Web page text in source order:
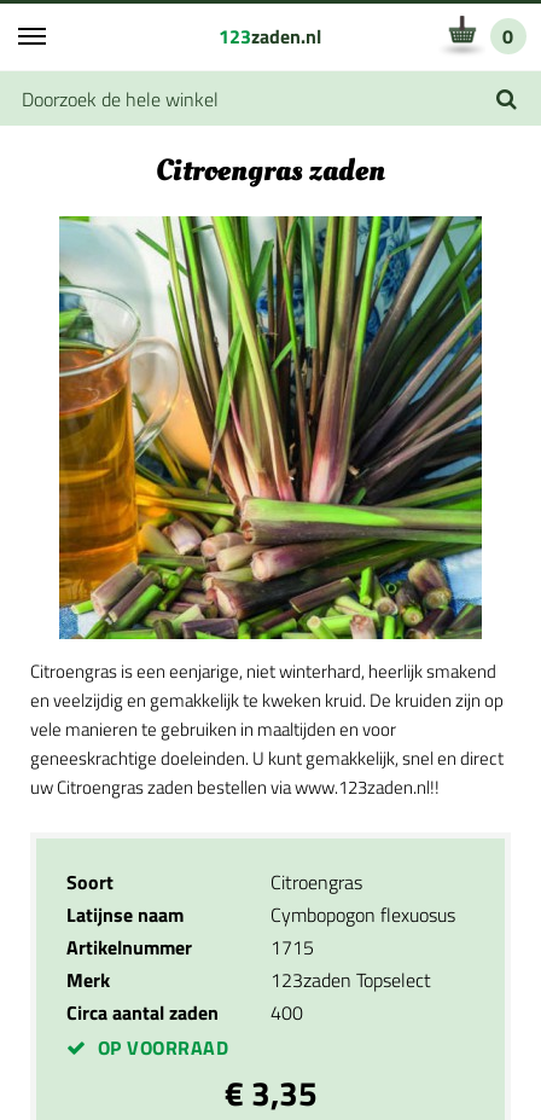
123zaden.nl 0
Citroengras zaden
Citroengras is een eenjarige, niet winterhard, heerlijk smakend
en veelzijdig en gemakkelijk te kweken kruid. De kruiden zijn op
vele manieren te gebruiken in maaltijden en voor
geneeskrachtige doeleinden. U kunt gemakkelijk, snel en direct
uw Citroengras zaden bestellen via www.123zaden.nl!!
Soort
Citroengras
Latijnse naam
Cymbopogon flexuosus
Artikelnummer
1715
Merk
123zaden Topselect
Circa aantal zaden
400
OP VOORRAAD
€ 3,35